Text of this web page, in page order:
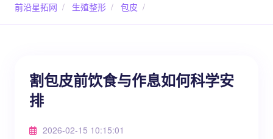
前沿星拓网 / 生殖整形 / 包皮 /
割包皮前饮食与作息如何科学安
排
2026-02-15 10:15:01